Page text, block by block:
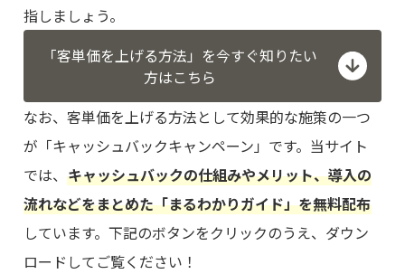
指しましょう。
「客単価を上げる方法」を今すぐ知りたい
方はこちら
なお、客単価を上げる方法として効果的な施策の一つ
が「キャッシュバックキャンペーン」です。当サイト
では、キャッシュバックの仕組みやメリット、導入の
流れなどをまとめた「まるわかりガイド」を無料配布
しています。下記のボタンをクリックのうえ、ダウン
ロードしてご覧ください！